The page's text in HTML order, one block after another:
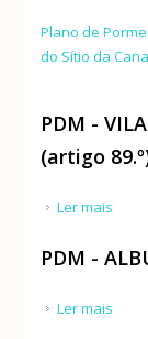
Plano de
do Sítio da
PDM -
(artigo
Ler mais
PDM -
Ler mais